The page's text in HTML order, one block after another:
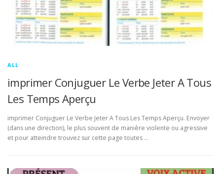
ALL
imprimer Conjuguer Le Verbe Jeter A Tous
Les Temps Aperçu
imprimer Conjuguer Le Verbe Jeter A Tous Les Temps Aperçu. Envoyer
(dans une direction), le plus souvent de manière violente ou agressive
et pour atteindre trouvez sur cette page toutes …